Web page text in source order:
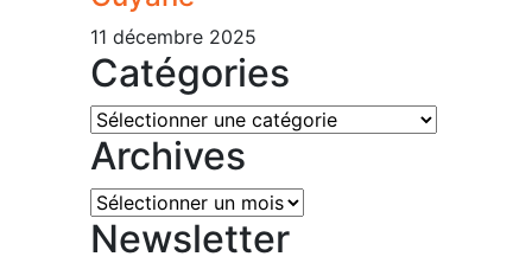
11 décembre 2025
Catégories
Catégories
Archives
Archives
Newsletter